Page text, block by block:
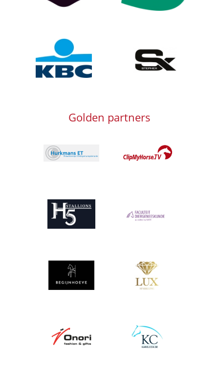
Afbeelding
Golden partners
Afbeelding
Afbeelding Afbeelding
Afbeelding Afbeelding
Afbeelding Afbeelding